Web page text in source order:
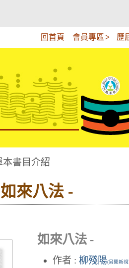
回首頁 會員專區 歷
本書目介紹
來八法 -
如來八法 -
作者 : 柳殘陽(另開新視